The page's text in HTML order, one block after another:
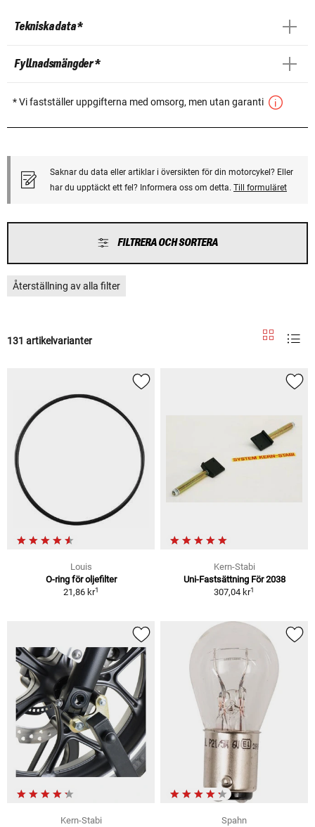
Tekniska data *
Fyllnadsmängder *
* Vi fastställer uppgifterna med omsorg, men utan garanti
Saknar du data eller artiklar i översikten för din motorcykel? Eller
har du upptäckt ett fel? Informera oss om detta. Till formuläret
FILTRERA OCH SORTERA
Återställning av alla filter
131 artikelvarianter
Louis
O-ring för oljefilter
21,86 kr1
Kern-Stabi
Uni-Fastsättning För 2038
307,04 kr1
Kern-Stabi
Spahn